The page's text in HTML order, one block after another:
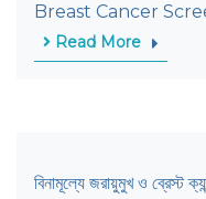
Breast Cancer
Read More
বিনামূল্যে জরায়ুমুখ ও ব্রেস্ট